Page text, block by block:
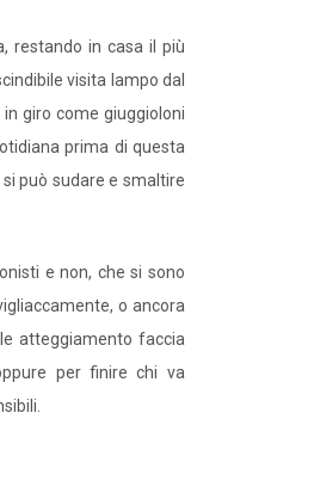
restando in casa il più
visita lampo dal
giro come giuggioloni
prima di questa
può sudare e smaltire
e non, che si sono
o ancora
atteggiamento faccia
per finire chi va